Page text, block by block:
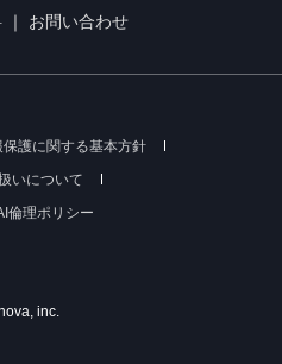
｜ お問い合わせ
護に関する基本方針
いについて
倫理ポリシー
inc.